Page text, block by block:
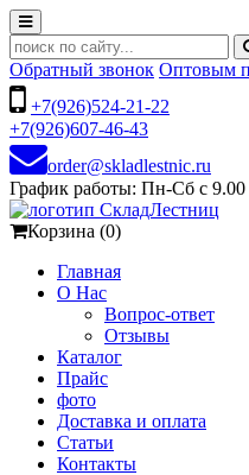
Обратный звонок Оптовым
+7(926)524-21-22
+7(926)607-46-43
order@skladlestnic.ru
График работы: Пн-Сб с
Корзина (0)
Главная
О Нас
Вопрос-ответ
Отзывы
Каталог
Прайс
фото
Доставка и оплата
Статьи
Контакты